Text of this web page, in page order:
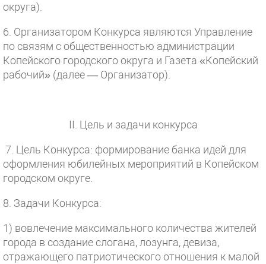
округа).
6. Организатором Конкурса являются Управление
по связям с общественностью администрации
Копейского городского округа и Газета «Копейский
рабочий» (далее — Организатор).
II. Цель и задачи конкурса
7. Цель Конкурса: формирование банка идей для
оформления юбилейных мероприятий в Копейском
городском округе.
8. Задачи Конкурса:
1) вовлечение максимального количества жителей
города в создание слогана, лозунга, девиза,
отражающего патриотического отношения к малой